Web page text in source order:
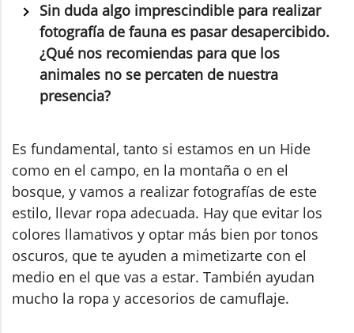
Sin duda algo imprescindible para realizar
fotografía de fauna es pasar desapercibido.
¿Qué nos recomiendas para que los
animales no se percaten de nuestra
presencia?
Es fundamental, tanto si estamos en un Hide
como en el campo, en la montaña o en el
bosque, y vamos a realizar fotografías de este
estilo, llevar ropa adecuada. Hay que evitar los
colores llamativos y optar más bien por tonos
oscuros, que te ayuden a mimetizarte con el
medio en el que vas a estar. También ayudan
mucho la ropa y accesorios de camuflaje.